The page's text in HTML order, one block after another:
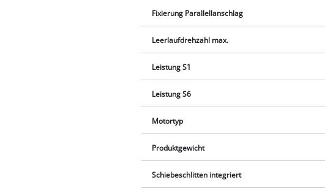
Fixierung Parallellanschlag
Leerlaufdrehzahl max.
Leistung S1
Leistung S6
Motortyp
Produktgewicht
Schiebeschlitten integriert